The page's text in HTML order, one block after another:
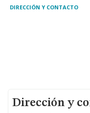
las
DIRECCIÓN Y CONTACTO
Dirección y